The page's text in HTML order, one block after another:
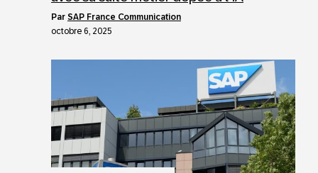
par SAP France Communication
octobre 6, 2025